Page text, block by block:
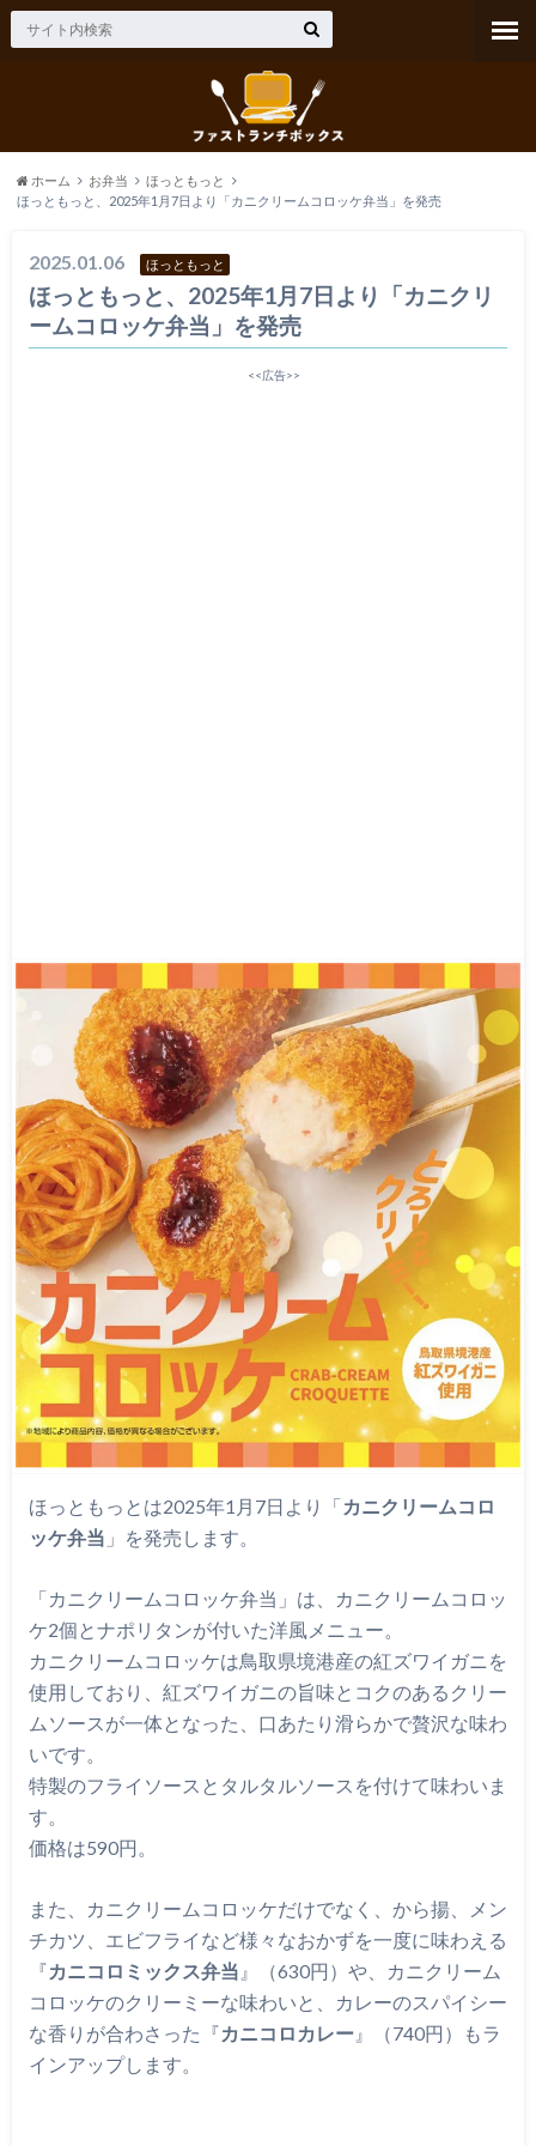
ホーム お弁当
ほっともっと
ほっともっと、2025年1月7日より「カニクリームコロッケ弁当」を発売
2025.01.06 ほっともっと
ほっともっと、2025年1月7日より「カニクリ
ームコロッケ弁当」を発売
<<広告>>
ほっともっとは2025年1月7日より「 カニクリームコロ
ッケ弁当 」を発売します。
「カニクリームコロッケ弁当」は、カニクリームコロッ
ケ2個とナポリタンが付いた洋風メニュー。
カニクリームコロッケは鳥取県境港産の紅ズワイガニを
使用しており、紅ズワイガニの旨味とコクのあるクリー
ムソースが一体となった、口あたり滑らかで贅沢な味わ
いです。
特製のフライソースとタルタルソースを付けて味わいま
す。
価格は590円。
また、カニクリームコロッケだけでなく、から揚、メン
チカツ、エビフライなど様々なおかずを一度に味わえる
『カニコロミックス弁当 』（630円）や、カニクリーム
コロッケのクリーミーな味わいと、カレーのスパイシー
な香りが合わさった『カニコロカレー』（740円）もラ
インアップします。